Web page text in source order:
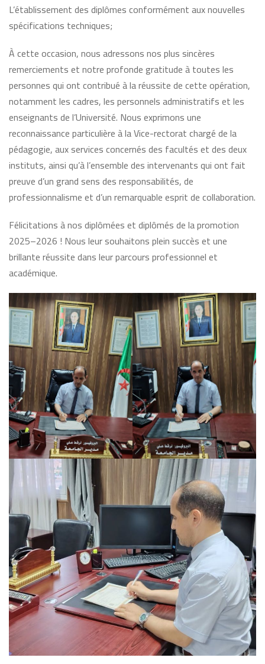
L’établissement des diplômes conformément aux nouvelles
spécifications techniques;
À cette occasion, nous adressons nos plus sincères
remerciements et notre profonde gratitude à toutes les
personnes qui ont contribué à la réussite de cette opération,
notamment les cadres, les personnels administratifs et les
enseignants de l’Université. Nous exprimons une
reconnaissance particulière à la Vice-rectorat chargé de la
pédagogie, aux services concernés des facultés et des deux
instituts, ainsi qu’à l’ensemble des intervenants qui ont fait
preuve d’un grand sens des responsabilités, de
professionnalisme et d’un remarquable esprit de collaboration.
Félicitations à nos diplômées et diplômés de la promotion
2025–2026 ! Nous leur souhaitons plein succès et une
brillante réussite dans leur parcours professionnel et
académique.